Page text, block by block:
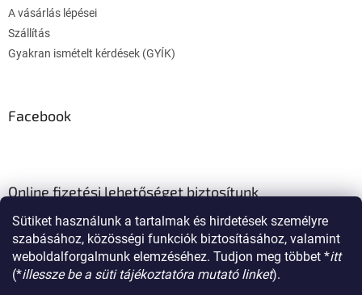
Sütiket használunk a tartalmak és hirdetések személyre
szabásához, közösségi funkciók biztosításához, valamint
weboldalforgalmunk elemzéséhez. Tudjon meg többet *itt
(*illessze be a süti tájékoztatóra mutató linket).
A vásárlás lépései
Szállítás
Gyakran ismételt kérdések (GYÍK)
Facebook
Online fizetési lehetőséget biztosítunk